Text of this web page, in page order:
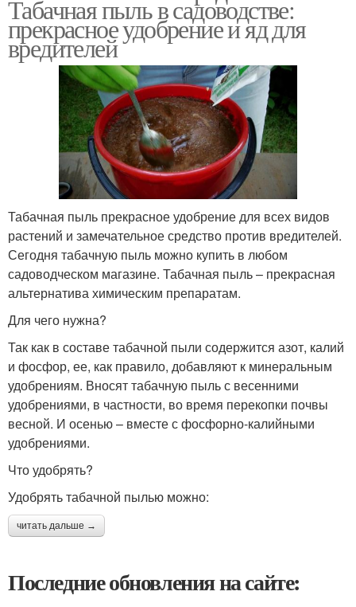
Табачная пыль в садоводстве:
прекрасное удобрение и яд для
вредителей
Табачная пыль прекрасное удобрение для всех видов
растений и замечательное средство против вредителей.
Сегодня табачную пыль можно купить в любом
садоводческом магазине. Табачная пыль – прекрасная
альтернатива химическим препаратам.
Для чего нужна?
Так как в составе табачной пыли содержится азот, калий
и фосфор, ее, как правило, добавляют к минеральным
удобрениям. Вносят табачную пыль с весенними
удобрениями, в частности, во время перекопки почвы
весной. И осенью – вместе с фосфорно-калийными
удобрениями.
Что удобрять?
Удобрять табачной пылью можно:
читать дальше →
Последние обновления на сайте: